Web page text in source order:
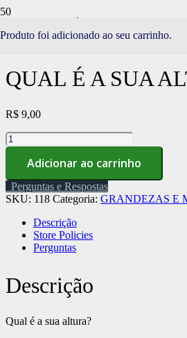
Produto foi adicionado ao seu carrinho.
E MEDIDAS/ Qual é a sua altura?
QUAL É A SUA
R$ 9,00
Qual
é
altura?
quantidade
Adicionar ao carrinho
Perguntas e Respostas
SKU: 118 Categoria: GRANDEZAS E
Descrição
Store Policies
Perguntas
Descrição
Qual é a sua altura?